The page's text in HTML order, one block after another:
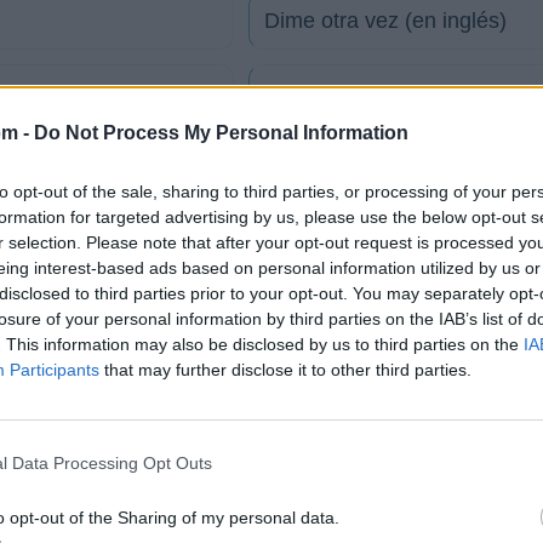
- Do Not Process My Personal Information
opt-out of the sale, sharing to third parties, or processing of your
for targeted advertising by us, please use the below opt-out
selection. Please note that after your opt-out request is processed
interest-based ads based on personal information utilized by us
to third parties prior to your opt-out. You may separately
of your personal information by third parties on the IAB’s list of
This information may also be disclosed by us to third parties on the
Participants that may further disclose it to other third parties.
Data Processing Opt Outs
opt-out of the Sharing of my personal data.
Dime otra vez (en inglés)
Nuevo ep
Olvídame (en inglés)
Te lo pido por favor (ingles)